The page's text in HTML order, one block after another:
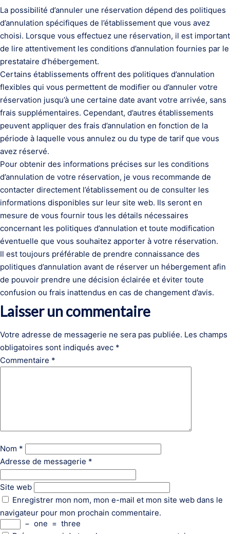
La possibilité d’annuler une réservation dépend des politiques
d’annulation spécifiques de l’établissement que vous avez
choisi. Lorsque vous effectuez une réservation, il est important
de lire attentivement les conditions d’annulation fournies par le
prestataire d’hébergement.
Certains établissements offrent des politiques d’annulation
flexibles qui vous permettent de modifier ou d’annuler votre
réservation jusqu’à une certaine date avant votre arrivée, sans
frais supplémentaires. Cependant, d’autres établissements
peuvent appliquer des frais d’annulation en fonction de la
période à laquelle vous annulez ou du type de tarif que vous
avez réservé.
Pour obtenir des informations précises sur les conditions
d’annulation de votre réservation, je vous recommande de
contacter directement l’établissement ou de consulter les
informations disponibles sur leur site web. Ils seront en
mesure de vous fournir tous les détails nécessaires
concernant les politiques d’annulation et toute modification
éventuelle que vous souhaitez apporter à votre réservation.
Il est toujours préférable de prendre connaissance des
politiques d’annulation avant de réserver un hébergement afin
de pouvoir prendre une décision éclairée et éviter toute
confusion ou frais inattendus en cas de changement d’avis.
Laisser un commentaire
Votre adresse de messagerie ne sera pas publiée. Les champs
obligatoires sont indiqués avec *
Commentaire *
Nom *
Adresse de messagerie *
Site web
Enregistrer mon nom, mon e-mail et mon site web dans le
navigateur pour mon prochain commentaire.
− one = three